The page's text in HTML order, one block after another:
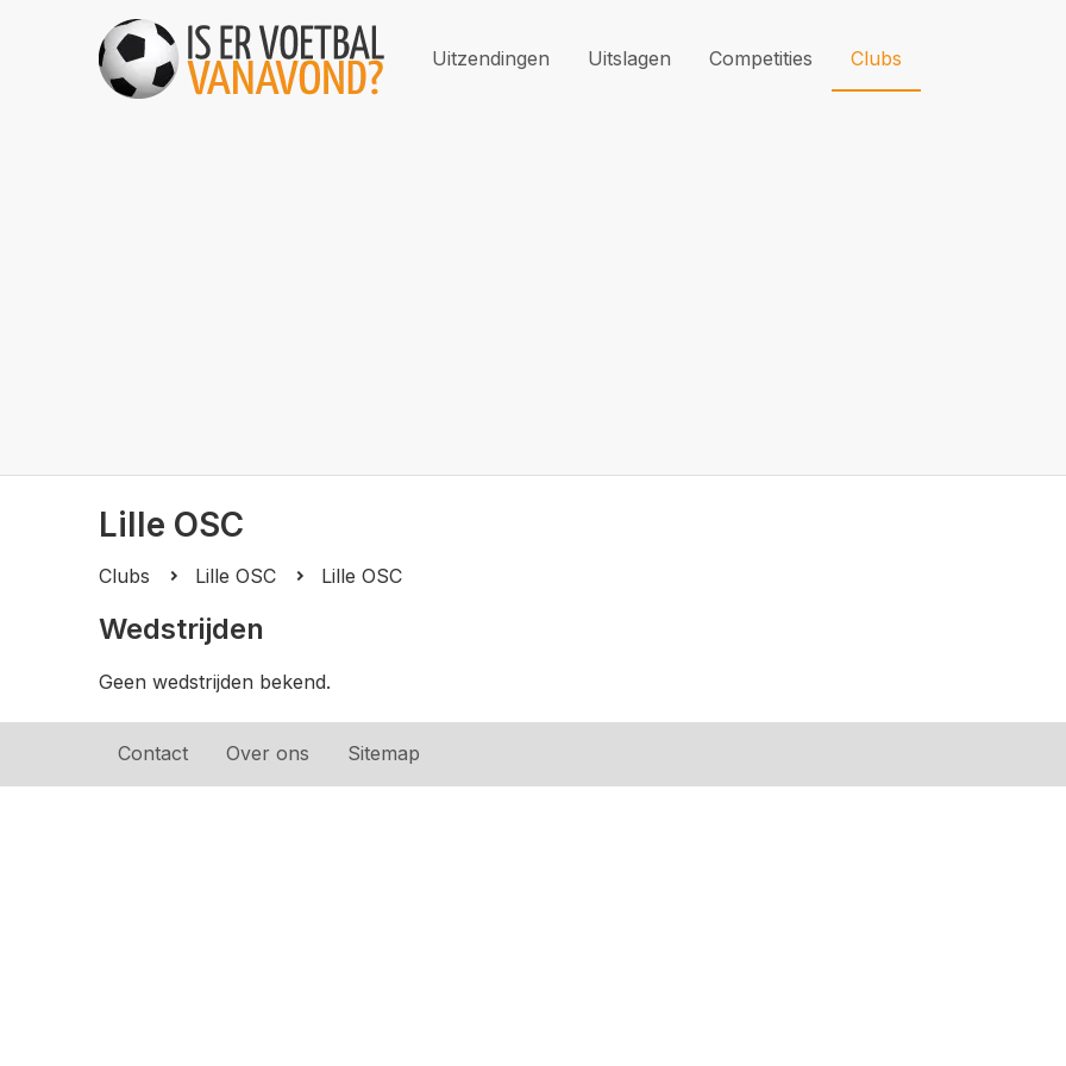
Uitzendingen Uitslagen Competities Clubs
Lille OSC
Clubs Lille OSC Lille OSC
Wedstrijden
Geen wedstrijden bekend.
Contact Over ons Sitemap